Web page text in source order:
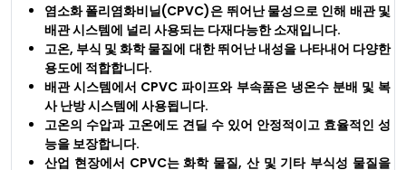
염소화 폴리염화비닐(CPVC)은 뛰어난 물성으로 인해 배관 및
배관 시스템에 널리 사용되는 다재다능한 소재입니다.
고온, 부식 및 화학 물질에 대한 뛰어난 내성을 나타내어 다양한
용도에 적합합니다.
배관 시스템에서 CPVC 파이프와 부속품은 냉온수 분배 및 복
사 난방 시스템에 사용됩니다.
고온의 수압과 고온에도 견딜 수 있어 안정적이고 효율적인 성
능을 보장합니다.
산업 현장에서 CPVC는 화학 물질, 산 및 기타 부식성 물질을